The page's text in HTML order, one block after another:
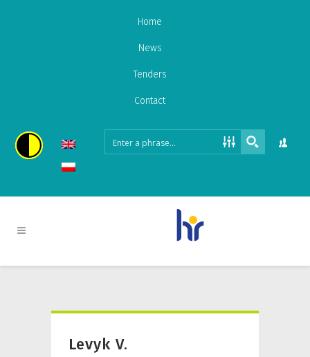
Home
News
Tenders
Contact
Levyk V.